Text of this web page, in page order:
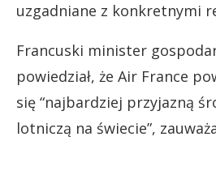
uzgadniane z konkretnymi
Francuski minister
powiedział, że Air France
się “najbardziej przyjazną
lotniczą na świecie”,